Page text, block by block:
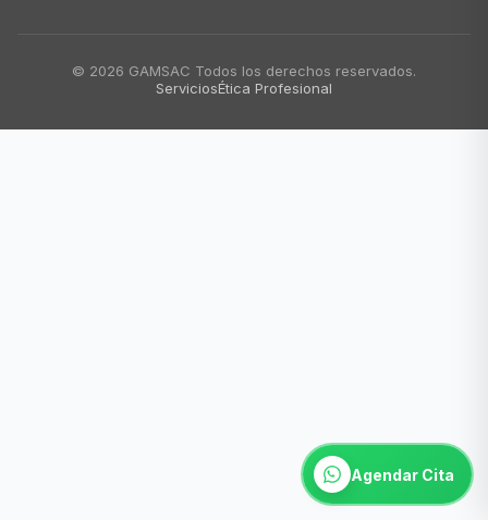
© 2026 GAMSAC Todos los derechos reservados.
ServiciosÉtica Profesional
Agendar Cita